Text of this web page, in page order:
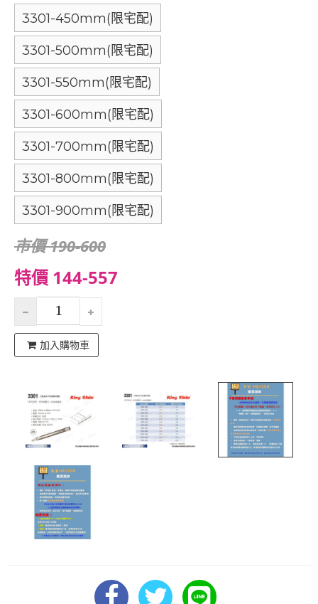
3301-450mm(限宅配)
3301-500mm(限宅配)
3301-550mm(限宅配)
3301-600mm(限宅配)
3301-700mm(限宅配)
3301-800mm(限宅配)
3301-900mm(限宅配)
市價 190-600
特價 144-557
加入購物車